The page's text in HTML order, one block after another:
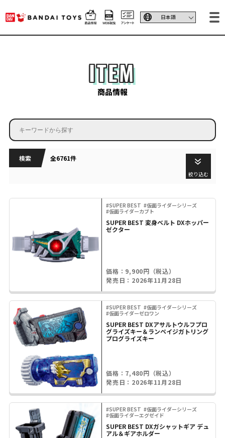
ITEM
商品情報
検索 全6761件
絞り込む
#SUPER BEST #仮面ライダーシリーズ
#仮面ライダーカブト
SUPER BEST 変身ベルト DXホッパー
ゼクター
価格：9,900円（税込）
発売日：2026年11月28日
#SUPER BEST #仮面ライダーシリーズ
#仮面ライダーゼロワン
SUPER BEST DXアサルトウルフプロ
グライズキー＆ランペイジガトリング
プログライズキー
価格：7,480円（税込）
発売日：2026年11月28日
#SUPER BEST #仮面ライダーシリーズ
#仮面ライダーエグゼイド
SUPER BEST DXガシャットギア デュ
アル＆ギアホルダー